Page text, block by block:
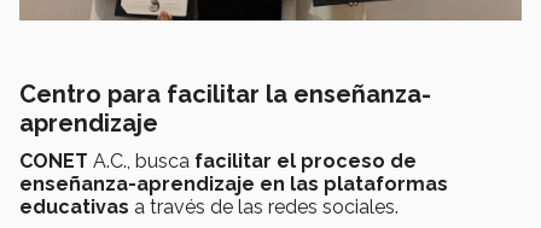
Centro para facilitar la enseñanza-
aprendizaje
CONET A.C., busca facilitar el proceso de
enseñanza-aprendizaje en las plataformas
educativas a través de las redes sociales.